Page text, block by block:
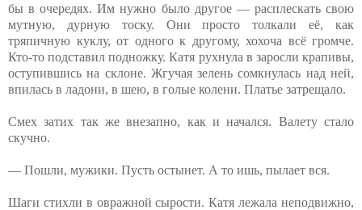
бы в очередях. Им нужно было другое — расплескать свою
мутную, дурную тоску. Они просто толкали её, как
тряпичную куклу, от одного к другому, хохоча всё громче.
Кто-то подставил подножку. Катя рухнула в заросли крапивы,
оступившись на склоне. Жгучая зелень сомкнулась над ней,
впилась в ладони, в шею, в голые колени. Платье затрещало.
Смех затих так же внезапно, как и начался. Валету стало
скучно.
— Пошли, мужики. Пусть остынет. А то ишь, пылает вся.
Шаги стихли в овражной сырости. Катя лежала неподвижно,